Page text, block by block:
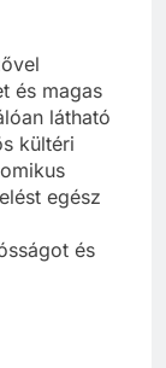
és magas
látható
kültéri
egész
és